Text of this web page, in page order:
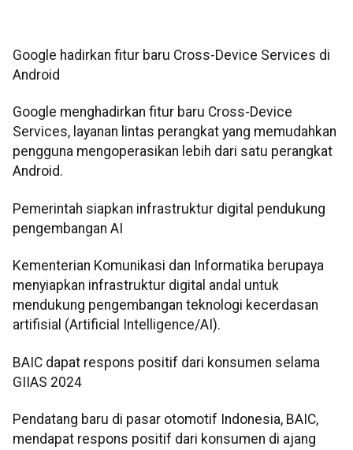
Google hadirkan fitur baru Cross-Device Services di
Android
Google menghadirkan fitur baru Cross-Device
Services, layanan lintas perangkat yang memudahkan
pengguna mengoperasikan lebih dari satu perangkat
Android.
Pemerintah siapkan infrastruktur digital pendukung
pengembangan AI
Kementerian Komunikasi dan Informatika berupaya
menyiapkan infrastruktur digital andal untuk
mendukung pengembangan teknologi kecerdasan
artifisial (Artificial Intelligence/AI).
BAIC dapat respons positif dari konsumen selama
GIIAS 2024
Pendatang baru di pasar otomotif Indonesia, BAIC,
mendapat respons positif dari konsumen di ajang